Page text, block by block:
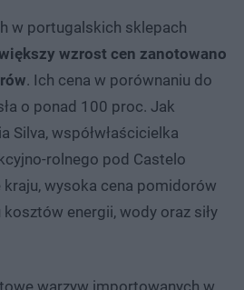
w portugalskich sklepach
wzrost cen zanotowano
. Ich cena w porównaniu do
o ponad 100 proc. Jak
Silva, współwłaścicielka
rolnego pod Castelo
kraju, wysoka cena pomidorów
energii, wody oraz siły
warzyw importowanych w